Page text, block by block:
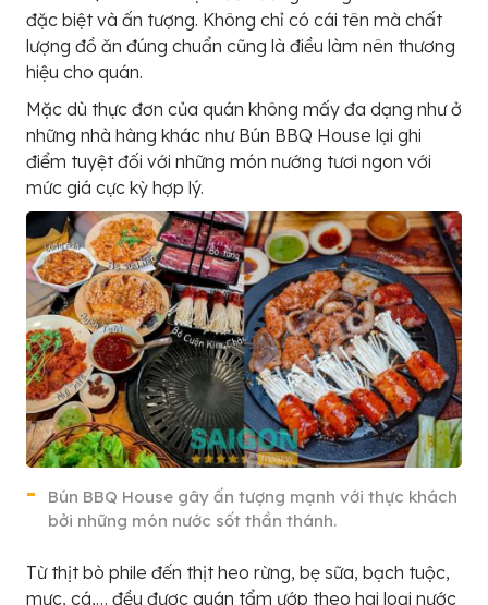
đặc biệt và ấn tượng. Không chỉ có cái tên mà chất
lượng đồ ăn đúng chuẩn cũng là điều làm nên thương
hiệu cho quán.
Mặc dù thực đơn của quán không mấy đa dạng như ở
những nhà hàng khác như Bún BBQ House lại ghi
điểm tuyệt đối với những món nướng tươi ngon với
mức giá cực kỳ hợp lý.
Bún BBQ House gây ấn tượng mạnh với thực khách
bởi những món nước sốt thần thánh.
Từ thịt bò phile đến thịt heo rừng, bẹ sữa, bạch tuộc,
mực, cá,… đều được quán tẩm ướp theo hai loại nước